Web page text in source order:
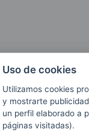
Uso de cookies
Utilizamos cookies
y mostrarte
un perfil elaborado a
páginas visitadas).